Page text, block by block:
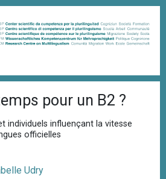
pour un B2 ?
individuels influençant la vitesse
officielles
Udry